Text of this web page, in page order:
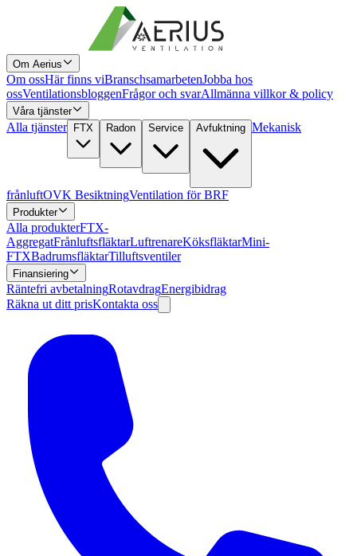
Om Aerius
Om ossHär finns viBranschsamarbetenJobba hos
ossVentilationsbloggenFrågor och svarAllmänna villkor & policy
Våra tjänster
Alla tjänster FTX Radon Service Avfuktning Mekanisk
frånluftOVK BesiktningVentilation för BRF
Produkter
Alla produkterFTX-
AggregatFrånluftsfläktarLuftrenareKöksfläktarMini-
FTXBadrumsfläktarTilluftsventiler
Finansiering
Räntefri avbetalningRotavdragEnergibidrag
Räkna ut ditt prisKontakta oss